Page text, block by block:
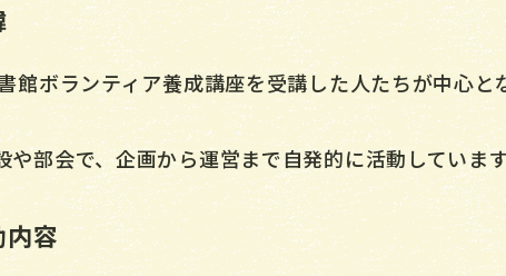
館ボランティア養成講座を受講した人たちが中心と
や部会で、企画から運営まで自発的に活動していま
容